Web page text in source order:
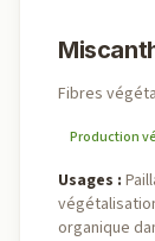
Fibres
Production
Usages :
organique